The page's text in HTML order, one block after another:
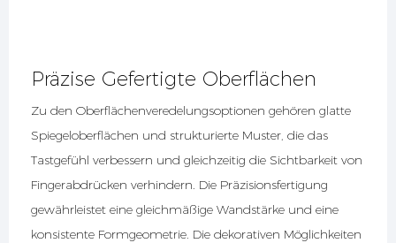
Präzise Gefertigte Oberflächen
Zu den Oberflächenveredelungsoptionen gehören glatte
Spiegeloberflächen und strukturierte Muster, die das
Tastgefühl verbessern und gleichzeitig die Sichtbarkeit von
Fingerabdrücken verhindern. Die Präzisionsfertigung
gewährleistet eine gleichmäßige Wandstärke und eine
konsistente Formgeometrie. Die dekorativen Möglichkeiten